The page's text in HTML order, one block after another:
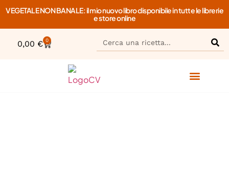
VEGETALE NON BANALE: il mio nuovo libro disponibile in tutte le librerie
e store online
0,00 € 0